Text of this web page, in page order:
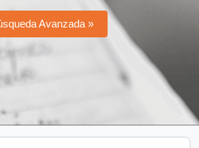
Avanzada »